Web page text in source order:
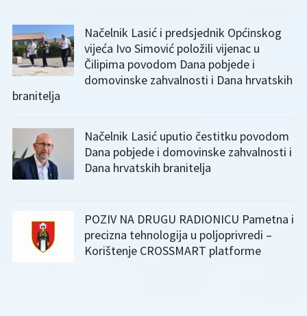
Načelnik Lasić i predsjednik Općinskog
vijeća Ivo Simović položili vijenac u
Čilipima povodom Dana pobjede i
domovinske zahvalnosti i Dana hrvatskih
branitelja
Načelnik Lasić uputio čestitku povodom
Dana pobjede i domovinske zahvalnosti i
Dana hrvatskih branitelja
POZIV NA DRUGU RADIONICU Pametna i
precizna tehnologija u poljoprivredi –
Korištenje CROSSMART platforme